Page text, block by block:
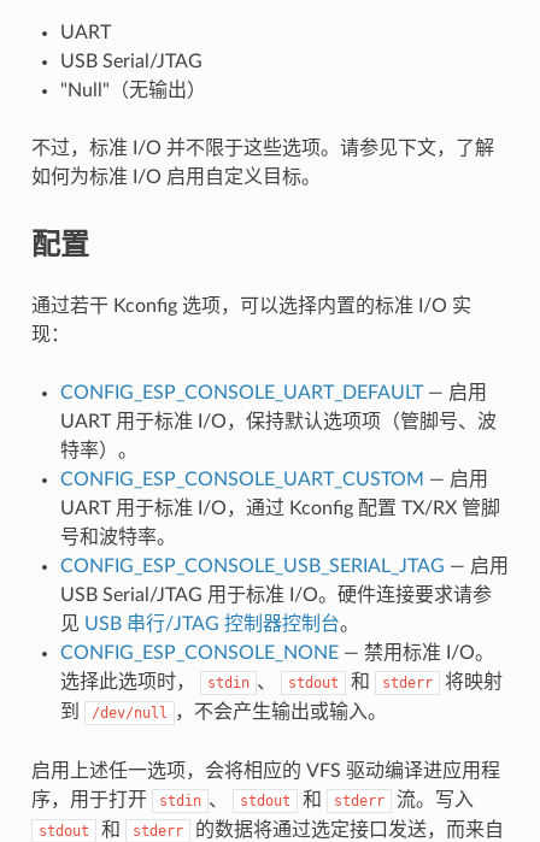
UART
USB Serial/JTAG
"Null"（无输出）
不过，标准 I/O 并不限于这些选项。请参见下文，了解
如何为标准 I/O 启用自定义目标。
配置
通过若干 Kconfig 选项，可以选择内置的标准 I/O 实
现：
CONFIG_ESP_CONSOLE_UART_DEFAULT— 启用
UART 用于标准 I/O，保持默认选项项（管脚号、波
特率）。
CONFIG_ESP_CONSOLE_UART_CUSTOM — 启用
UART 用于标准 I/O，通过 Kconfig 配置 TX/RX 管脚
号和波特率。
CONFIG_ESP_CONSOLE_USB_SERIAL_JTAG — 启用
USB Serial/JTAG 用于标准 I/O。硬件连接要求请参
见 USB 串行/JTAG 控制器控制台。
CONFIG_ESP_CONSOLE_NONE— 禁用标准 I/O。
选择此选项时，
stdin 、 stdout 和 stderr
将映射
到
/dev/null ，不会产生输出或输入。
启用上述任一选项，会将相应的 VFS 驱动编译进应用程
序，用于打开
stdin 、 stdout 和 stderr 流。写入
stdout 和 stderr
的数据将通过选定接口发送，而来自